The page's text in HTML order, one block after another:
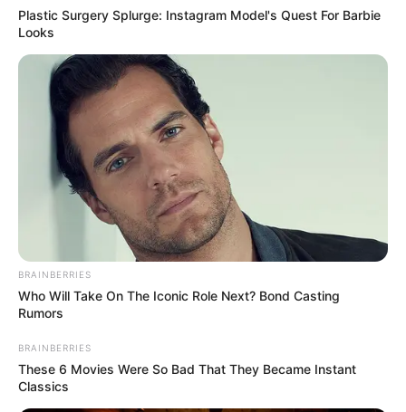
1) Corte um pedaço de papel colorido e cole-o no
rolo de papel higiênico. Depois de seco, dobre
uma das extremidades do rolo conforme
Plastic Surgery Splurge: Instagram Model's Quest For Barbie
Looks
BRAINBERRIES
Who Will Take On The Iconic Role Next? Bond Casting
Rumors
BRAINBERRIES
These 6 Movies Were So Bad That They Became Instant
Classics